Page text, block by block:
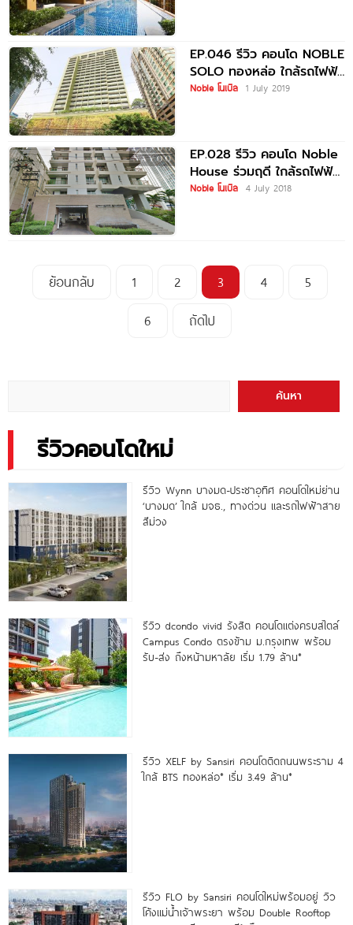
EP.046 รีวิว คอนโด NOBLE
SOLO ทองหล่อ ใกล้รถไฟฟ้า
BTS ทองหล่อ
Noble โนเบิล 1 July 2019
EP.028 รีวิว คอนโด Noble
House ร่วมฤดี ใกล้รถไฟฟ้า
BTS เพลินจิต
Noble โนเบิล 4 July 2018
ย้อนกลับ 1 2 3 4
5
6
ถัดไป
ค้นหา
รีวิวคอนโดใหม่
รีวิว Wynn บางมด-ประชาอุทิศ คอนโดใหม่ย่าน
‘บางมด’ ใกล้ มจธ., ทางด่วน และรถไฟฟ้าสาย
สีม่วง
รีวิว dcondo vivid รังสิต คอนโดแต่งครบสไตล์
Campus Condo ตรงข้าม ม.กรุงเทพ พร้อม
รับ-ส่ง ถึงหน้ามหาลัย เริ่ม 1.79 ล้าน*
รีวิว XELF by Sansiri คอนโดติดถนนพระราม 4
ใกล้ BTS ทองหล่อ* เริ่ม 3.49 ล้าน*
รีวิว FLO by Sansiri คอนโดใหม่พร้อมอยู่ วิว
โค้งแม่น้ำเจ้าพระยา พร้อม Double Rooftop